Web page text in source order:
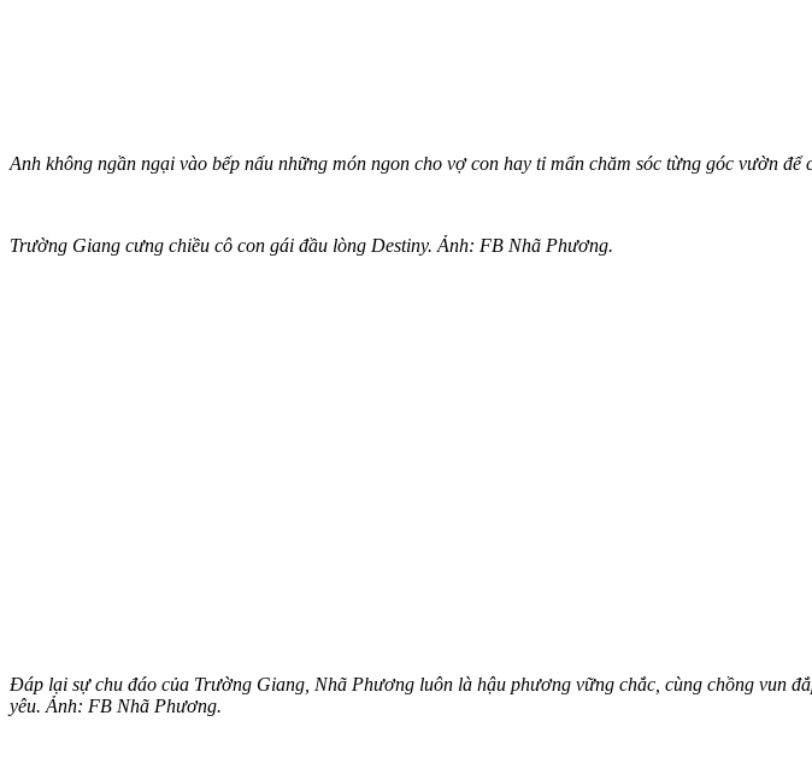
Anh không ngần ngại vào bếp nấu những món ngon cho vợ con hay tỉ mẩn chăm sóc từng góc vườn
Trường Giang cưng chiều cô con gái đầu lòng Destiny. Ảnh: FB Nhã Phương.
Đáp lại sự chu đáo của Trường Giang, Nhã Phương luôn là hậu phương vững chắc, cùng chồng vun
yêu. Ảnh: FB Nhã Phương.